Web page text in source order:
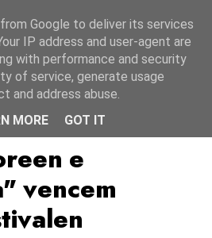
e
vencem
Google to deliver its services
IP address and user-agent are
with performance and security
of service, generate usage
and address abuse.
MORE
GOT IT